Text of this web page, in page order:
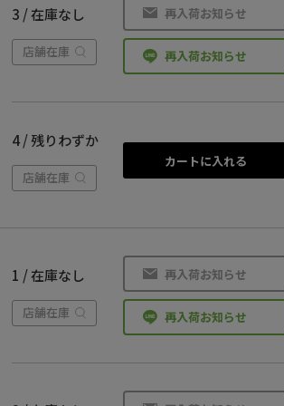
3 / 在庫なし
店舗在庫
再入荷お知らせ
再入荷お知らせ
4 / 残りわずか
店舗在庫
カートに入れる
1 / 在庫なし
店舗在庫
再入荷お知らせ
再入荷お知らせ